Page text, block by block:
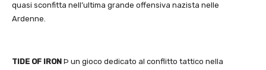
quasi sconfitta nell’ultima grande offensiva nazista nelle
Ardenne.
TIDE OF IRON Þ un gioco dedicato al conflitto tattico nella